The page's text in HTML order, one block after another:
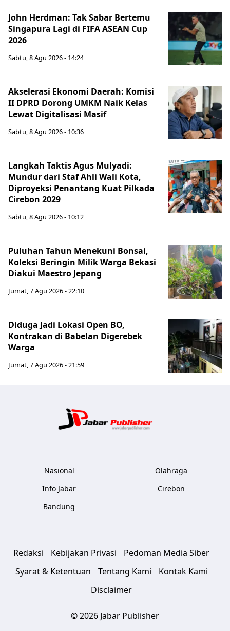
John Herdman: Tak Sabar Bertemu
Singapura Lagi di FIFA ASEAN Cup
2026
Sabtu, 8 Agu 2026 - 14:24
Akselerasi Ekonomi Daerah: Komisi
II DPRD Dorong UMKM Naik Kelas
Lewat Digitalisasi Masif
Sabtu, 8 Agu 2026 - 10:36
Langkah Taktis Agus Mulyadi:
Mundur dari Staf Ahli Wali Kota,
Diproyeksi Penantang Kuat Pilkada
Cirebon 2029
Sabtu, 8 Agu 2026 - 10:12
Puluhan Tahun Menekuni Bonsai,
Koleksi Beringin Milik Warga Bekasi
Diakui Maestro Jepang
Jumat, 7 Agu 2026 - 22:10
Diduga Jadi Lokasi Open BO,
Kontrakan di Babelan Digerebek
Warga
Jumat, 7 Agu 2026 - 21:59
Nasional
Info Jabar
Bandung
Olahraga
Cirebon
Redaksi Kebijakan Privasi
Pedoman Media Siber
Syarat & Ketentuan
Tentang Kami
Kontak Kami
Disclaimer
© 2026 Jabar Publisher